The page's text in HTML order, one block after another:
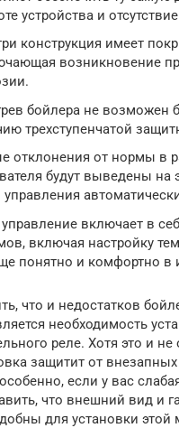
устройства и
конструкция имеет
возникновение
бойлера не возможен
трехступенчатой
отклонения от нормы в
будут выведены на
управления
включает в
включая настройку
понятно и комфортно в
что и недостатков
необходимость
реле. Хотя это и не
защитит от
если у вас
что внешний вид и
для установки этой